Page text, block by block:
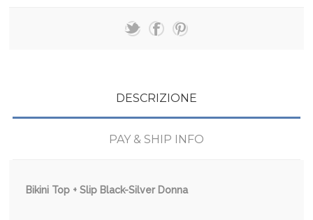
DESCRIZIONE
PAY & SHIP INFO
Bikini Top + Slip Black-Silver Donna